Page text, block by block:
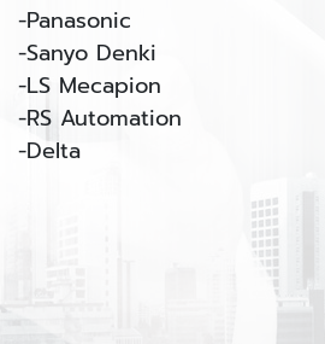
-Panasonic
-Sanyo Denki
-LS Mecapion
-RS Automation
-Delta